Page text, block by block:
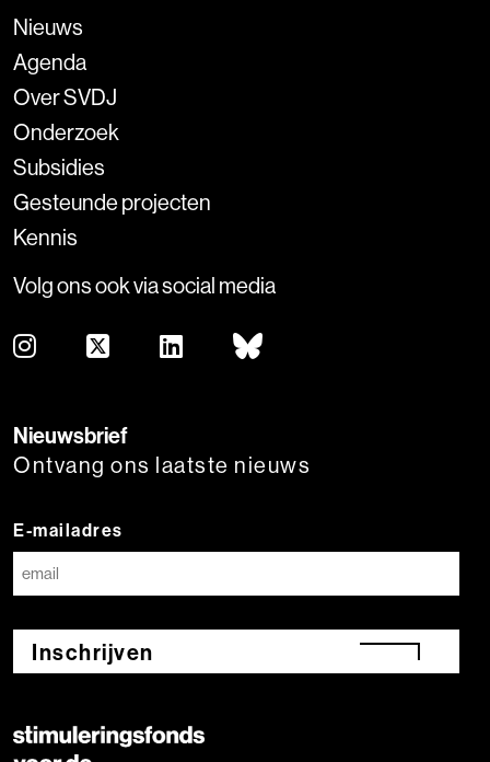
Nieuws
Agenda
Over SVDJ
Onderzoek
Subsidies
Gesteunde projecten
Kennis
Volg ons ook via social media
Nieuwsbrief
Ontvang ons laatste nieuws
E-mailadres
Inschrijven